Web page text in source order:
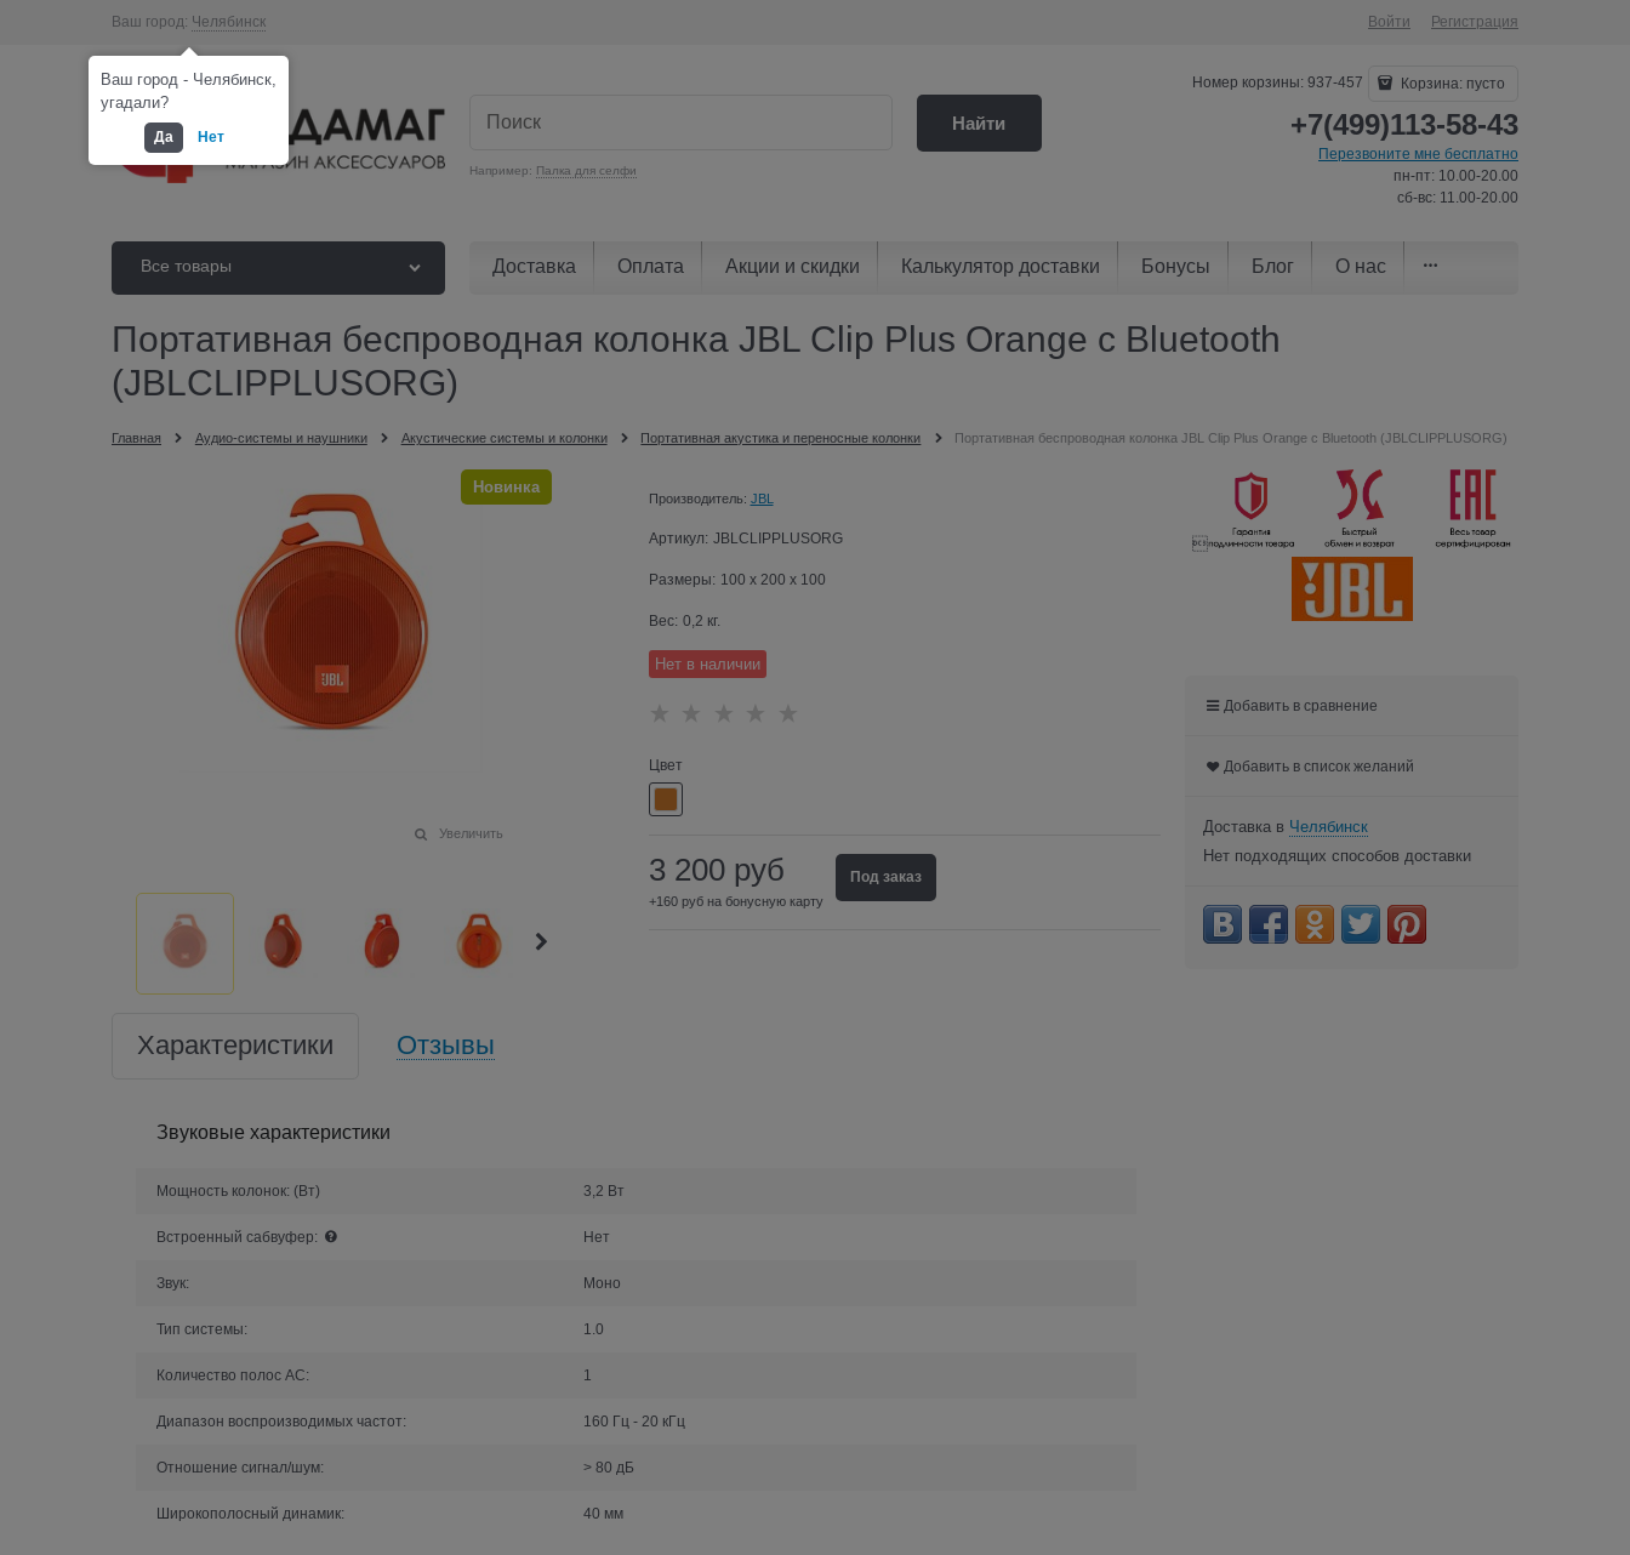
Ваш город: Челябинск Войти Регистрация
Например: Палка для селфи
Найти
Номер корзины: 937-457 Корзина: пусто
+7(499)113-58-43
Перезвоните мне бесплатно
пн-пт: 10.00-20.00
сб-вс: 11.00-20.00
Все товары Доставка Оплата Акции и скидки Калькулятор доставки Бонусы Блог О нас
Портативная беспроводная колонка JBL Clip Plus Orange с Bluetooth
(JBLCLIPPLUSORG)
Главная Аудио-системы и наушники Акустические системы и колонки Портативная акустика и переносные колонки Портативная беспроводная колонка JBL Clip Plus Orange с Bluetooth (JBLCLIPPLUSORG)
Новинка
Увеличить
Производитель: JBL
Артикул: JBLCLIPPLUSORG
Размеры: 100 x 200 x 100
Вес: 0,2 кг.
Нет в наличии
Цвет
3 200 руб
+160 руб на бонусную карту
Под заказ
Характеристики Отзывы
Звуковые характеристики
Мощность колонок: (Вт) 3,2 Вт
Встроенный сабвуфер: Нет
Звук: Моно
Тип системы: 1.0
Количество полос AC: 1
Диапазон воспроизводимых частот: 160 Гц - 20 кГц
Отношение сигнал/шум: > 80 дБ
Широкополосный динамик: 40 мм

Добавить в сравнение
Добавить в список желаний
Доставка в Челябинск
Нет подходящих способов доставки
Ваш город - Челябинск,
угадали?
Да Нет